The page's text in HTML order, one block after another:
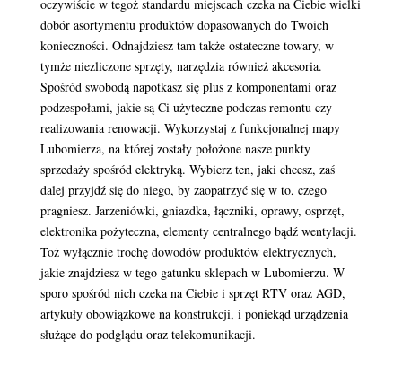
oczywiście w tegoż standardu miejscach czeka na Ciebie wielki
dobór asortymentu produktów dopasowanych do Twoich
konieczności. Odnajdziesz tam także ostateczne towary, w
tymże niezliczone sprzęty, narzędzia również akcesoria.
Spośród swobodą napotkasz się plus z komponentami oraz
podzespołami, jakie są Ci użyteczne podczas remontu czy
realizowania renowacji. Wykorzystaj z funkcjonalnej mapy
Lubomierza, na której zostały położone nasze punkty
sprzedaży spośród elektryką. Wybierz ten, jaki chcesz, zaś
dalej przyjdź się do niego, by zaopatrzyć się w to, czego
pragniesz. Jarzeniówki, gniazdka, łączniki, oprawy, osprzęt,
elektronika pożyteczna, elementy centralnego bądź wentylacji.
Toż wyłącznie trochę dowodów produktów elektrycznych,
jakie znajdziesz w tego gatunku sklepach w Lubomierzu. W
sporo spośród nich czeka na Ciebie i sprzęt RTV oraz AGD,
artykuły obowiązkowe na konstrukcji, i poniekąd urządzenia
służące do podglądu oraz telekomunikacji.